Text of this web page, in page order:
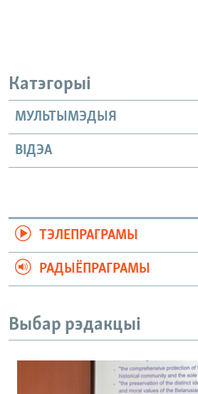
Катэгорыі
МУЛЬТЫМЭДЫЯ
ВІДЭА
ТЭЛЕПРАГРАМЫ
РАДЫЁПРАГРАМЫ
Выбар рэдакцыі